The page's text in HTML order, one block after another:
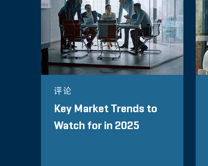
评论
Key Market Trends to
Watch for in 2025